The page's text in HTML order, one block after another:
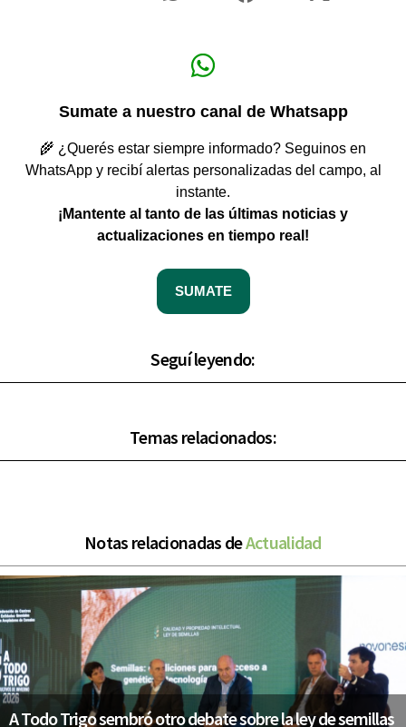
Sumate a nuestro canal de Whatsapp
🌾 ¿Querés estar siempre informado? Seguinos en
WhatsApp y recibí alertas personalizadas del campo, al
instante.
¡Mantente al tanto de las últimas noticias y
actualizaciones en tiempo real!
SUMATE
Seguí leyendo:
Temas relacionados:
Notas relacionadas deActualidad
A Todo Trigo sembró otro debate sobre la ley de semillas